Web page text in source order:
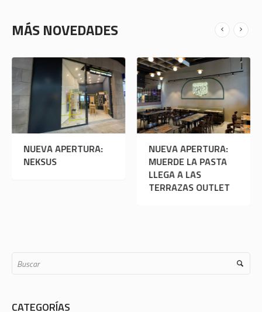
MÁS NOVEDADES
NUEVA APERTURA:
NUEVA
MUERDE LA
LLEGA A LAS
TERRAZAS